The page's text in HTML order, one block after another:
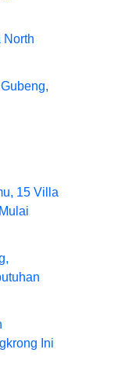
North
15 Villa
Ini